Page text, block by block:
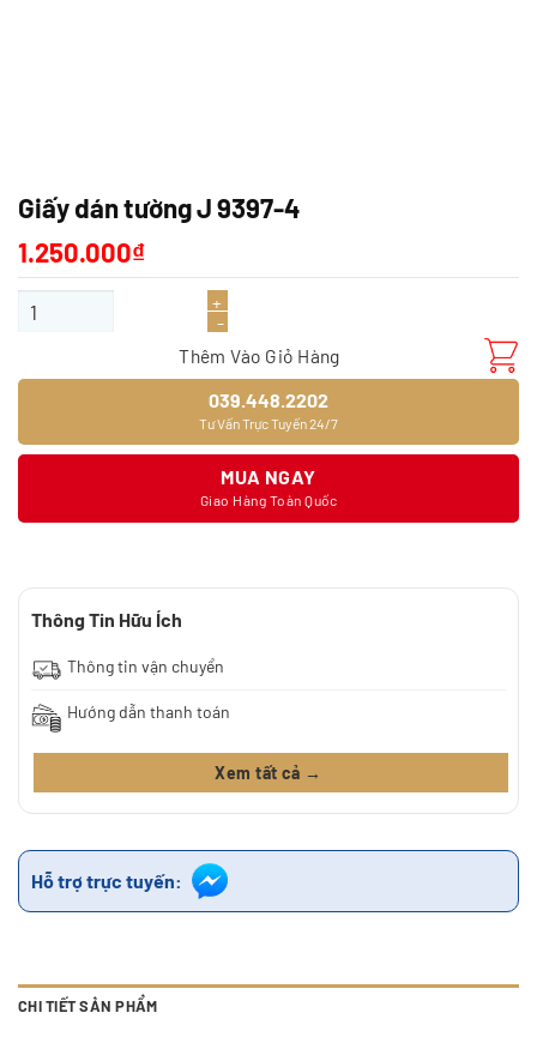
Giấy dán tường J 9397-4
1.250.000₫
Giấy dán tường J 9397-4 số lượng
Thêm Vào Giỏ Hàng
039.448.2202
Tư Vấn Trực Tuyến 24/7
MUA NGAY
Giao Hàng Toàn Quốc
Thông Tin Hữu Ích
Thông tin vận chuyển
Hướng dẫn thanh toán
Xem tất cả →
Hỗ trợ trực tuyến:
CHI TIẾT SẢN PHẨM